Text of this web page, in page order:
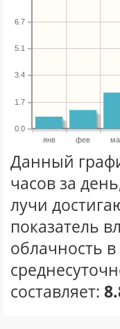
янв фев
0.0
1.7
3.4
5.1
6.7
Данный
часов за
лучи
показатель
облачность
составляет: